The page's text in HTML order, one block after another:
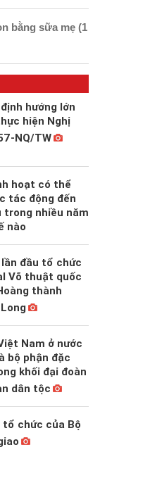
bằng sữa mẹ (1
hướng lớn
hiện Nghị
NQ/TW
hoạt có thể
tác động đến
trong nhiều năm
nào
lần đầu tổ chức
Võ thuật quốc
thành
Nam ở nước
bộ phận đặc
khối đại đoàn
dân tộc
tổ chức của Bộ